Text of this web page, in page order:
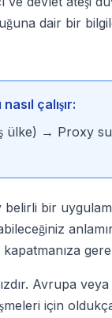
dair bir
çalışır:
ülke) → Proxy
bir
Avrupa
için